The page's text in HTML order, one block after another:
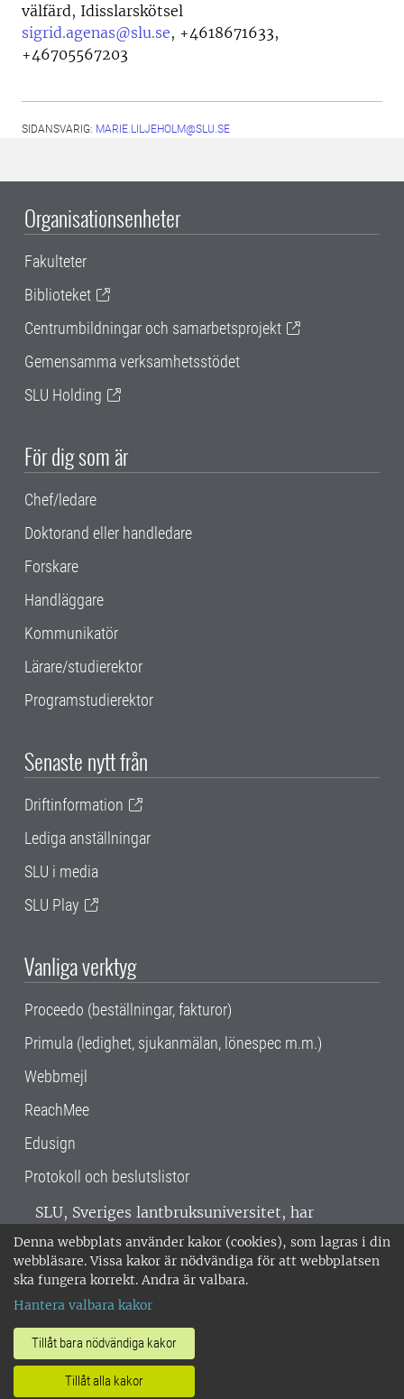
Denna webbplats använder kakor (cookies), som lagras i din
webbläsare. Vissa kakor är nödvändiga för att webbplatsen
ska fungera korrekt. Andra är valbara.
Hantera valbara kakor
Tillåt bara nödvändiga kakor
Tillåt alla kakor
välfärd, Idisslarskötsel
sigrid.agenas@slu.se, +4618671633,
+46705567203
SIDANSVARIG: MARIE.LILJEHOLM@SLU.SE
Organisationsenheter
Fakulteter
Biblioteket
Centrumbildningar och samarbetsprojekt
Gemensamma verksamhetsstödet
SLU Holding
För dig som är
Chef/ledare
Doktorand eller handledare
Forskare
Handläggare
Kommunikatör
Lärare/studierektor
Programstudierektor
Senaste nytt från
Driftinformation
Lediga anställningar
SLU i media
SLU Play
Vanliga verktyg
Proceedo (beställningar, fakturor)
Primula (ledighet, sjukanmälan, lönespec m.m.)
Webbmejl
ReachMee
Edusign
Protokoll och beslutslistor
SLU, Sveriges lantbruksuniversitet, har
verksamhet över hela Sverige. Huvudorter är
Alnarp, Uppsala och Umeå.SLU är
miljöcertifierat enligt ISO 14001. •
018-67 10 00 • Org nr: 202100-2817 •
Om SLU:s webbplatser
•Hantera kakor•Behandling av
personuppgifter